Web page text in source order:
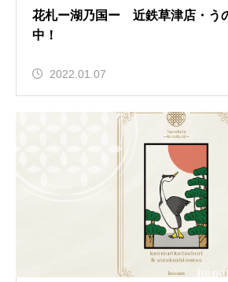
花札ー湖乃国ー 近鉄草津店・う
中！
2022.01.07